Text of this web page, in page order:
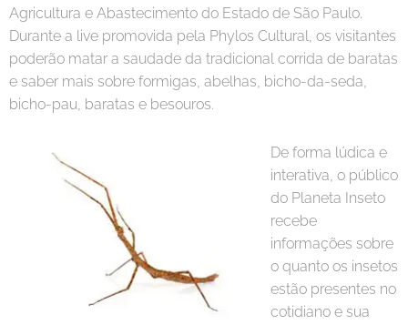
Agricultura e Abastecimento do Estado de São Paulo.
Durante a live promovida pela Phylos Cultural, os visitantes
poderão matar a saudade da tradicional corrida de baratas
e saber mais sobre formigas, abelhas, bicho-da-seda,
bicho-pau, baratas e besouros.
De forma lúdica e
interativa, o público
do Planeta Inseto
recebe
informações sobre
o quanto os insetos
estão presentes no
cotidiano e sua